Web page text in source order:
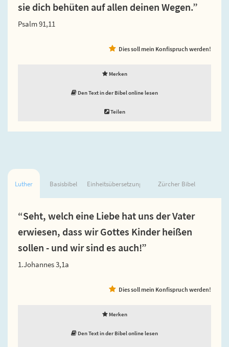
sie dich behüten auf allen deinen Wegen.”
Psalm 91,11
Dies soll mein Konfispruch werden!
Merken
Den Text in der Bibel online lesen
Teilen
Luther Basisbibel Einheitsübersetzung Zürcher Bibel
“Seht, welch eine Liebe hat uns der Vater
erwiesen, dass wir Gottes Kinder heißen
sollen - und wir sind es auch!”
1.Johannes 3,1a
Dies soll mein Konfispruch werden!
Merken
Den Text in der Bibel online lesen